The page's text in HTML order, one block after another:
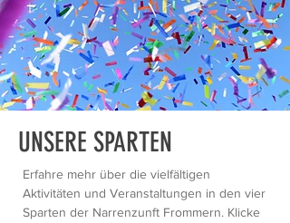
UNSERE SPARTEN
Erfahre mehr über die vielfältigen
Aktivitäten und Veranstaltungen in den vier
Sparten der Narrenzunft Frommern. Klicke